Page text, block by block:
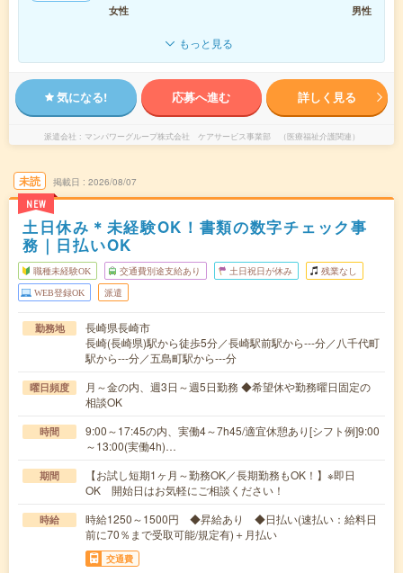
女性
男性
もっと見る
気になる! 応募へ進む 詳しく見る
派遣会社 マンパワーグループ株式会社 ケアサービス事業部 （医療福祉介護関連）
未読
NEW
掲載日 2026/08/07
土日休み＊未経験OK！書類の数字チェック事
務｜日払いOK
職種未経験OK 交通費別途支給あり 土日祝日が休み 残業なし
WEB登録OK 派遣
勤務地
長崎県長崎市
長崎(長崎県)駅から徒歩5分／長崎駅前駅から---分／八千代町
駅から---分／五島町駅から---分
曜日頻度
月～金の内、週3日～週5日勤務 ◆希望休や勤務曜日固定の
相談OK
時間
9:00～17:45の内、実働4～7h45/適宜休憩あり[シフト例]9:00
～13:00(実働4h)…
期間
【お試し短期1ヶ月～勤務OK／長期勤務もOK！】※即日
OK 開始日はお気軽にご相談ください！
時給
時給1250～1500円 ◆昇給あり ◆日払い(速払い：給料日
前に70％まで受取可能/規定有)＋月払い
交通費